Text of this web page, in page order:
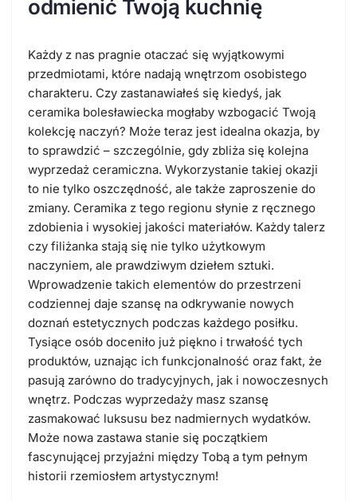
odmienić Twoją kuchnię
Każdy z nas pragnie otaczać się wyjątkowymi
przedmiotami, które nadają wnętrzom osobistego
charakteru. Czy zastanawiałeś się kiedyś, jak
ceramika bolesławiecka mogłaby wzbogacić Twoją
kolekcję naczyń? Może teraz jest idealna okazja, by
to sprawdzić – szczególnie, gdy zbliża się kolejna
wyprzedaż ceramiczna. Wykorzystanie takiej okazji
to nie tylko oszczędność, ale także zaproszenie do
zmiany. Ceramika z tego regionu słynie z ręcznego
zdobienia i wysokiej jakości materiałów. Każdy talerz
czy filiżanka stają się nie tylko użytkowym
naczyniem, ale prawdziwym dziełem sztuki.
Wprowadzenie takich elementów do przestrzeni
codziennej daje szansę na odkrywanie nowych
doznań estetycznych podczas każdego posiłku.
Tysiące osób doceniło już piękno i trwałość tych
produktów, uznając ich funkcjonalność oraz fakt, że
pasują zarówno do tradycyjnych, jak i nowoczesnych
wnętrz. Podczas wyprzedaży masz szansę
zasmakować luksusu bez nadmiernych wydatków.
Może nowa zastawa stanie się początkiem
fascynującej przyjaźni między Tobą a tym pełnym
historii rzemiosłem artystycznym!